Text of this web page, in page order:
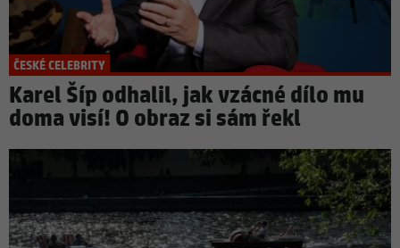
ČESKÉ CELEBRITY
Karel Šíp odhalil, jak vzácné dílo mu
doma visí! O obraz si sám řekl